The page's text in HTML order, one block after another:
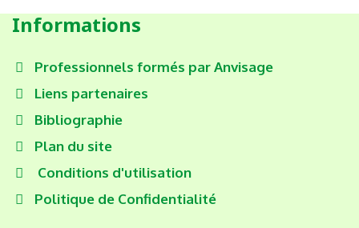
Informations
Professionnels formés par Anvisage
Liens partenaires
Bibliographie
Plan du site
Conditions d'utilisation
Politique de Confidentialité